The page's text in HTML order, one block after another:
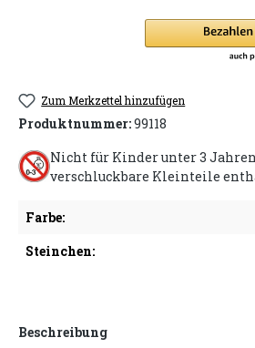
Zum Merkzettel hinzufügen
Produktnummer:99118
Nicht für Kinder unter 3
verschluckbare Kleinteile
Farbe:
Steinchen:
Beschreibung